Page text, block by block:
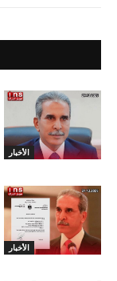
الأخبار
الأخبار